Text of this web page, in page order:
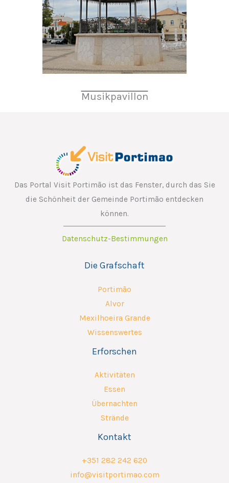
Musikpavillon
Das Portal Visit Portimão ist das Fenster, durch das Sie
die Schönheit der Gemeinde Portimão entdecken
können.
Datenschutz-Bestimmungen
Die Grafschaft
Portimão
Alvor
Mexilhoeira Grande
Wissenswertes
Erforschen
Aktivitäten
Essen
Übernachten
Strände
Kontakt
+351 282 242 620
info@visitportimao.com